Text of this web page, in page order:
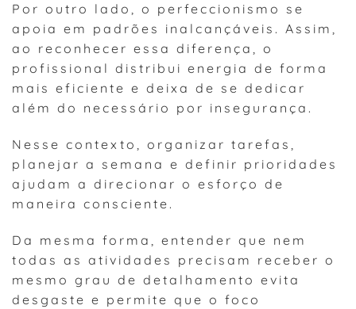
Por outro lado, o perfeccionismo se
apoia em padrões inalcançáveis. Assim,
ao reconhecer essa diferença, o
profissional distribui energia de forma
mais eficiente e deixa de se dedicar
além do necessário por insegurança.
Nesse contexto, organizar tarefas,
planejar a semana e definir prioridades
ajudam a direcionar o esforço de
maneira consciente.
Da mesma forma, entender que nem
todas as atividades precisam receber o
mesmo grau de detalhamento evita
desgaste e permite que o foco